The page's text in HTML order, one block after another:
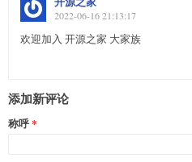
2022-06-16 21:13:17
欢迎加入 开源之家 大家族
添加新评论
称呼